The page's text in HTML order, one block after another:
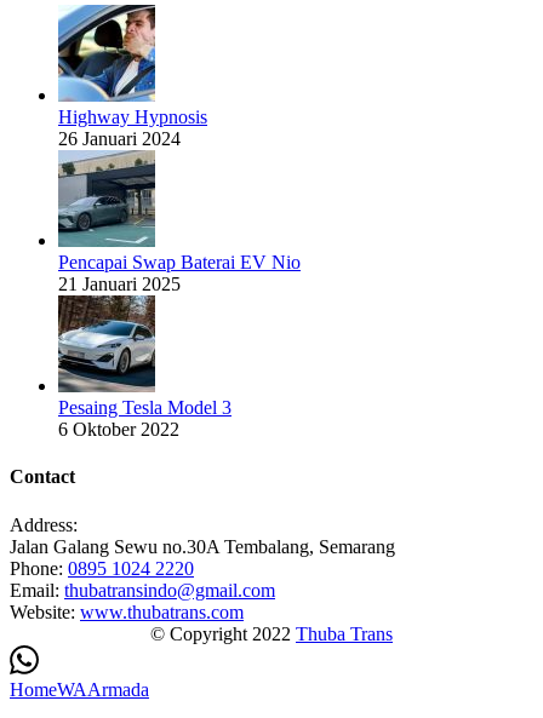
Highway Hypnosis
26 Januari 2024
Pencapai Swap Baterai EV Nio
21 Januari 2025
Pesaing Tesla Model 3
6 Oktober 2022
Contact
Address:
Jalan Galang Sewu no.30A Tembalang, Semarang
Phone: 0895 1024 2220
Email: thubatransindo@gmail.com
Website: www.thubatrans.com
© Copyright 2022 Thuba Trans
HomeWAArmada